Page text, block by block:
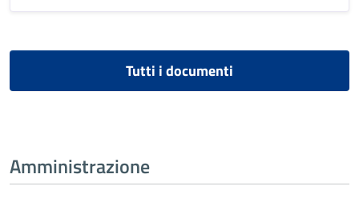
Tutti i documenti
Amministrazione